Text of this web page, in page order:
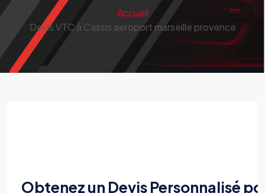
Accueil
Devis VTC à Cassis aeroport marseille provence
Obtenez un Devis Personnalisé